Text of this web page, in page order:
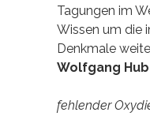
Tagungen im
Wissen um die
Denkmale
Wolfgang
fehlender